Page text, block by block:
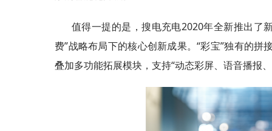
值得一提的是，搜电充电2020年全新推出了
费”战略布局下的核心创新成果。“彩宝”独有的
叠加多功能拓展模块，支持“动态彩屏、语音播报